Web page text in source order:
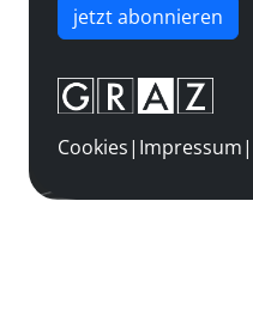
jetzt abonnieren
Cookies| Impressum|